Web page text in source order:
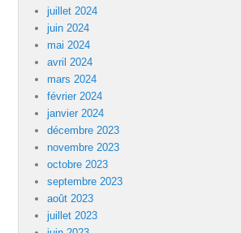
juillet 2024
juin 2024
mai 2024
avril 2024
mars 2024
février 2024
janvier 2024
décembre 2023
novembre 2023
octobre 2023
septembre 2023
août 2023
juillet 2023